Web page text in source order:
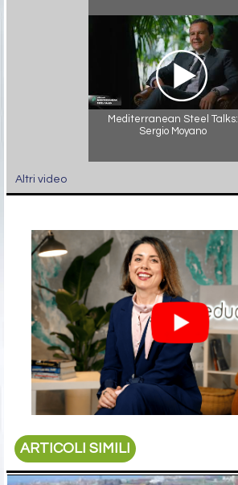
Mediterranean Steel Talks:
Sergio Moyano
Altri video
ARTICOLI SIMILI